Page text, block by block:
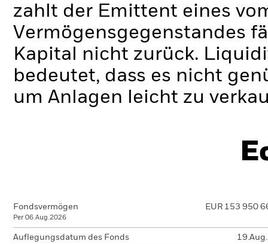
zahlt der Emittent eines
Vermögensgegenstandes
Kapital nicht zurück.
bedeutet, dass es nicht
um Anlagen leicht zu
Fondsvermögen
Per 06.Aug.2026
EUR 153 950
Auflegungsdatum des Fonds